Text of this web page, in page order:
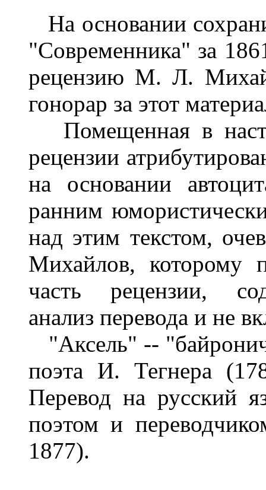
На основании
"Современника" за
рецензию М. Л.
гонорар за этот
Помещенная в
рецензии
на основании
ранним
над этим текстом,
Михайлов, которому
часть рецензии,
анализ перевода и не
"Аксель" --
поэта И. Тегнера
Перевод на русский
поэтом и
1877).